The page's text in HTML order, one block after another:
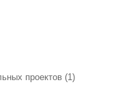
проектов (1)